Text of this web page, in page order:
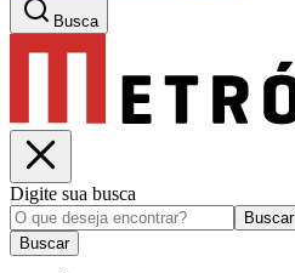
Busca
Digite sua busca
Buscar
Buscar